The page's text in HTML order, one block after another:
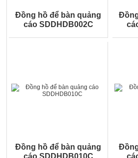
Đồng hồ để bàn quảng
cáo SDDHDB002C
Đồng hồ để bàn quảng